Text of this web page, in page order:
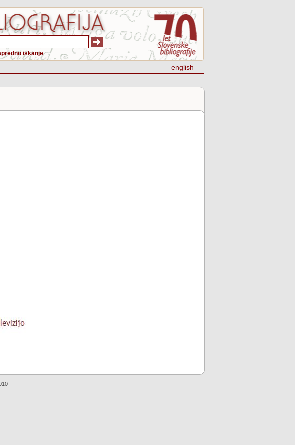
iskanje
english